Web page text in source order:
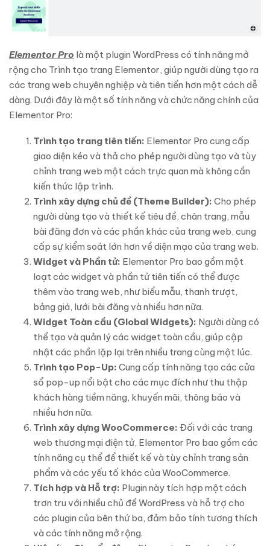
Elementor Pro là một plugin WordPress có tính năng mở
rộng cho Trình tạo trang Elementor, giúp người dùng tạo ra
các trang web chuyên nghiệp và tiên tiến hơn một cách dễ
dàng. Dưới đây là một số tính năng và chức năng chính của
Elementor Pro:
Trình tạo trang tiên tiến: Elementor Pro cung cấp
giao diện kéo và thả cho phép người dùng tạo và tùy
chỉnh trang web một cách trực quan mà không cần
kiến thức lập trình.
Trình xây dựng chủ đề (Theme Builder): Cho phép
người dùng tạo và thiết kế tiêu đề, chân trang, mẫu
bài đăng đơn và các phần khác của trang web, cung
cấp sự kiểm soát lớn hơn về diện mạo của trang web.
Widget và Phần tử: Elementor Pro bao gồm một
loạt các widget và phần tử tiên tiến có thể được
thêm vào trang web, như biểu mẫu, thanh trượt,
bảng giá, lưới bài đăng và nhiều hơn nữa.
Widget Toàn cầu (Global Widgets): Người dùng có
thể tạo và quản lý các widget toàn cầu, giúp cập
nhật các phần lặp lại trên nhiều trang cùng một lúc.
Trình tạo Pop-Up: Cung cấp tính năng tạo các cửa
sổ pop-up nổi bật cho các mục đích như thu thập
khách hàng tiềm năng, khuyến mãi, thông báo và
nhiều hơn nữa.
Trình xây dựng WooCommerce: Đối với các trang
web thương mại điện tử, Elementor Pro bao gồm các
tính năng cụ thể để thiết kế và tùy chỉnh trang sản
phẩm và các yếu tố khác của WooCommerce.
Tích hợp và Hỗ trợ: Plugin này tích hợp một cách
trơn tru với nhiều chủ đề WordPress và hỗ trợ cho
các plugin của bên thứ ba, đảm bảo tính tương thích
và các tính năng mở rộng.